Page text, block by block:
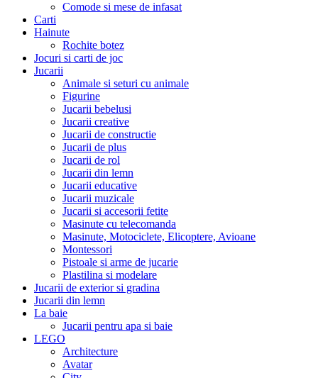
Comode si mese de infasat
Carti
Hainute
Rochite botez
Jocuri si carti de joc
Jucarii
Animale si seturi cu animale
Figurine
Jucarii bebelusi
Jucarii creative
Jucarii de constructie
Jucarii de plus
Jucarii de rol
Jucarii din lemn
Jucarii educative
Jucarii muzicale
Jucarii si accesorii fetite
Masinute cu telecomanda
Masinute, Motociclete, Elicoptere, Avioane
Montessori
Pistoale si arme de jucarie
Plastilina si modelare
Jucarii de exterior si gradina
Jucarii din lemn
La baie
Jucarii pentru apa si baie
LEGO
Architecture
Avatar